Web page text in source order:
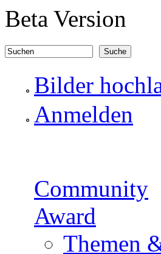
Direkt zum Inhalt
Beta Version
Suchformular
Bilder
Anmelden
Community
Award
Themen